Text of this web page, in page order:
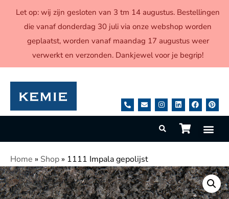
Home » Shop » 1111 Impala gepolijst
Let op: wij zijn gesloten van 3 tm 14 augustus. Bestellingen
die vanaf donderdag 30 juli via onze webshop worden
geplaatst, worden vanaf maandag 17 augustus weer
verwerkt en verzonden. Dankjewel voor je begrip!